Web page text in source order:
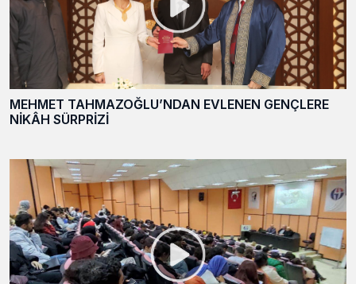
MEHMET TAHMAZOĞLU’NDAN EVLENEN GENÇLERE
NİKÂH SÜRPRİZİ